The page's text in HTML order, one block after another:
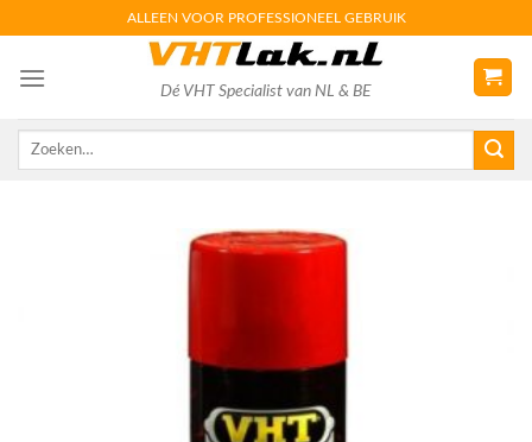
content
ALLEEN VOOR PROFESSIONEEL GEBRUIK
Dé VHT Specialist van NL & BE
Zoeken